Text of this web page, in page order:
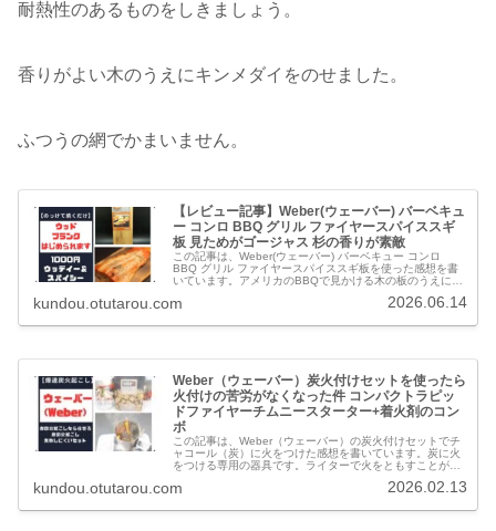
耐熱性のあるものをしきましょう。
香りがよい木のうえにキンメダイをのせました。
ふつうの網でかまいません。
【レビュー記事】Weber(ウェーバー) バーベキュ
ー コンロ BBQ グリル ファイヤースパイススギ
板 見ためがゴージャス 杉の香りが素敵
この記事は、Weber(ウェーバー) バーベキュー コンロ
BBQ グリル ファイヤースパイススギ板を使った感想を書
いています。アメリカのBBQで見かける木の板のうえに食
ーかつウッディーな…
kundou.otutarou.com 2026.06.14
Weber（ウェーバー）炭火付けセットを使ったら
火付けの苦労がなくなった件 コンパクトラピッ
ドファイヤーチムニースターター+着火剤のコン
ボ
この記事は、Weber（ウェーバー）の炭火付けセットでチ
ャコール（炭）に火をつけた感想を書いています。炭に火
をつける専用の器具です。ライターで火をともすことが
りなく炭おこしに失敗せずにすみ…
kundou.otutarou.com 2026.02.13